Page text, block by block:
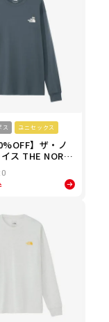
ス ユニセックス
】ザ・ノ
ス THE NORT
セックス ロン
ーピッカーテ
ンT NT32658-S